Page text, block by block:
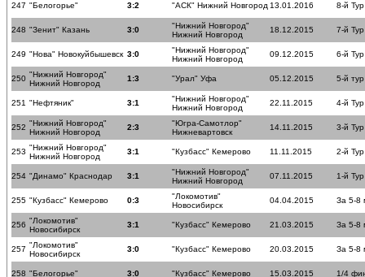
247 "Белогорье" 3:2 "АСК" Нижний Новгород 13.01.2016 8-й Тур
248 "Зенит" Казань 3:0
"Нижний Новгород"
Нижний Новгород
18.12.2015 7-й Тур
249 "Нова" Новокуйбышевск 3:0
"Нижний Новгород"
Нижний Новгород
09.12.2015 6-й Тур
250 "Нижний Новгород"
Нижний Новгород
1:3 "Урал" Уфа 05.12.2015 5-й тур
251 "Нефтяник" 3:1
"Нижний Новгород"
Нижний Новгород
22.11.2015 4-й Тур
252 "Нижний Новгород"
Нижний Новгород
2:3
"Югра-Самотлор"
Нижневартовск
14.11.2015 3-й Тур
253 "Нижний Новгород"
Нижний Новгород
3:1 "Кузбасс" Кемерово 11.11.2015 2-й Тур
254 "Динамо" Краснодар 3:1
"Нижний Новгород"
Нижний Новгород
07.11.2015 1-й Тур
255 "Кузбасс" Кемерово 0:3
"Локомотив"
Новосибирск
04.04.2015 За 5-8
256 "Локомотив"
Новосибирск
3:1 "Кузбасс" Кемерово 21.03.2015 За 5-8
257 "Локомотив"
Новосибирск
3:0 "Кузбасс" Кемерово 20.03.2015 За 5-8
258 "Белогорье" 3:0 "Кузбасс" Кемерово 15.03.2015 1/4